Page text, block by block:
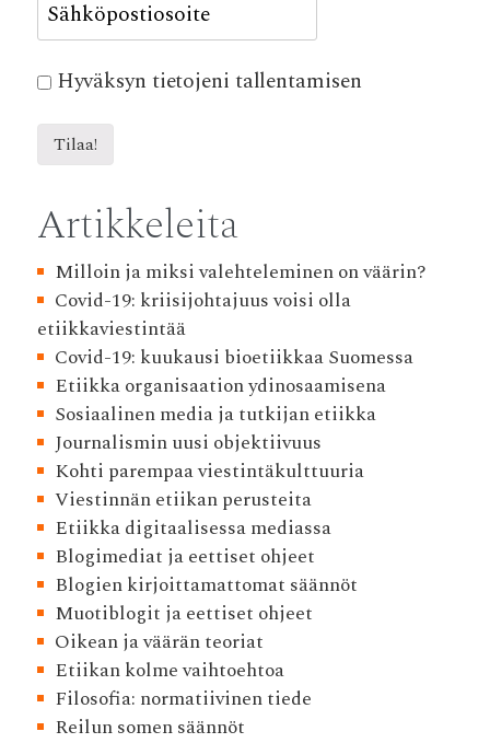
Hyväksyn tietojeni tallentamisen
Artikkeleita
Milloin ja miksi valehteleminen on väärin?
Covid-19: kriisijohtajuus voisi olla
etiikkaviestintää
Covid-19: kuukausi bioetiikkaa Suomessa
Etiikka organisaation ydinosaamisena
Sosiaalinen media ja tutkijan etiikka
Journalismin uusi objektiivuus
Kohti parempaa viestintäkulttuuria
Viestinnän etiikan perusteita
Etiikka digitaalisessa mediassa
Blogimediat ja eettiset ohjeet
Blogien kirjoittamattomat säännöt
Muotiblogit ja eettiset ohjeet
Oikean ja väärän teoriat
Etiikan kolme vaihtoehtoa
Filosofia: normatiivinen tiede
Reilun somen säännöt